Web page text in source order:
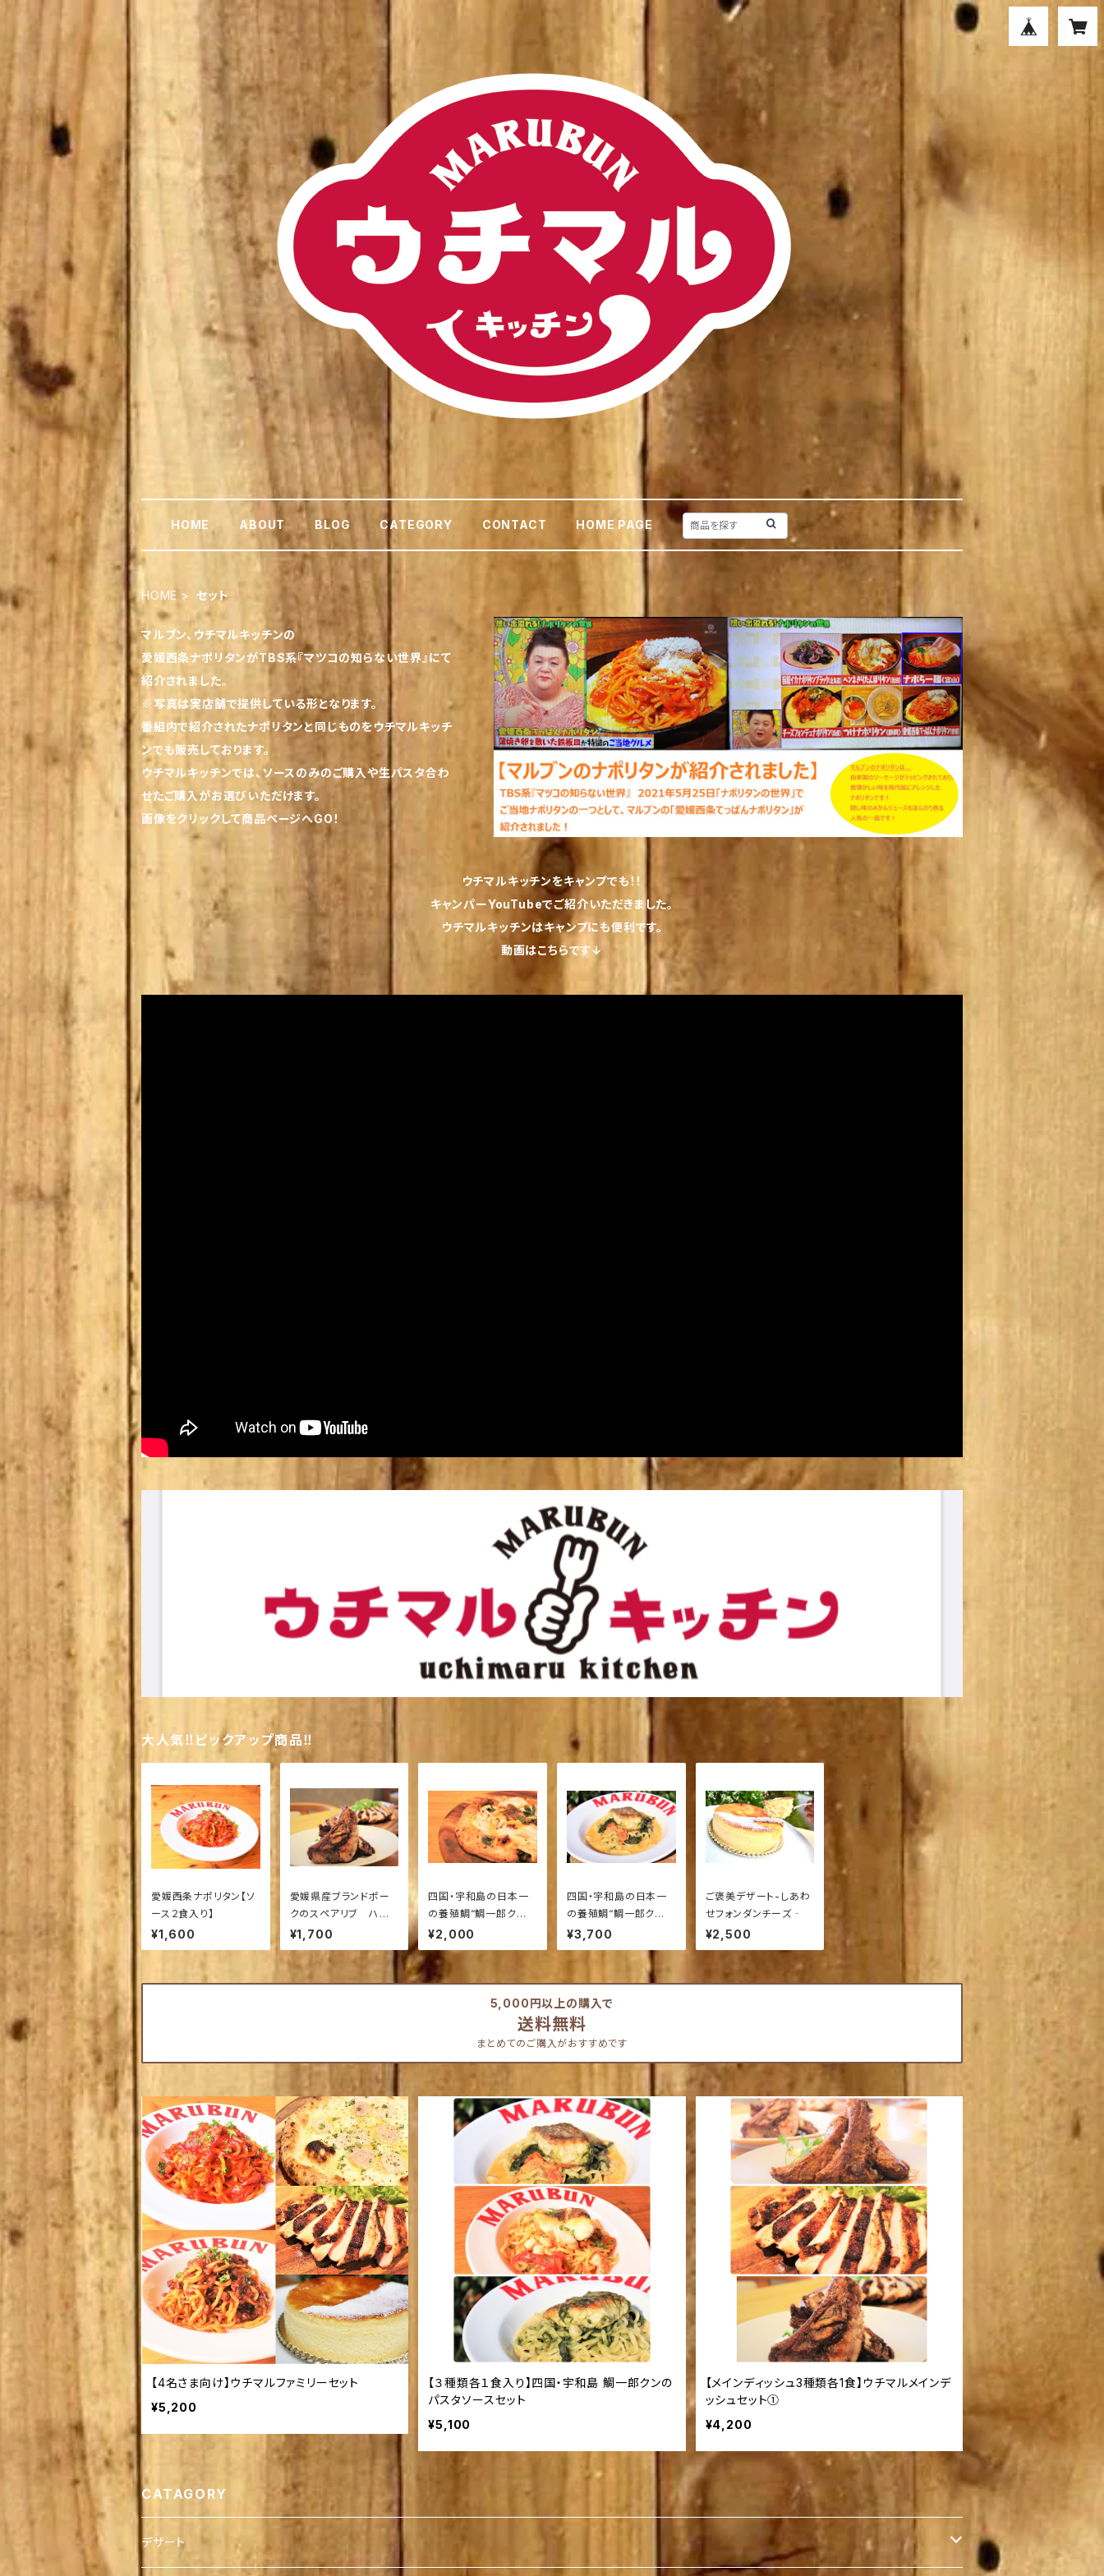
HOME ABOUT BLOG CATEGORY CONTACT HOME PAGE
HOME セット
マルブン、ウチマルキッチンの
愛媛西条ナポリタンがTBS系『マツコの知らない世界』にて
紹介されました。
※写真は実店舗で提供している形となります。
番組内で紹介されたナポリタンと同じものをウチマルキッチ
ンでも販売しております。
ウチマルキッチンでは、ソースのみのご購入や生パスタ合わ
せたご購入がお選びいただけます。
画像をクリックして商品ページへGO！
ウチマルキッチンをキャンプでも！！
キャンパーYouTubeでご紹介いただきました。
ウチマルキッチンはキャンプにも便利です。
動画はこちらです↓
大人気‼ピックアップ商品‼
愛媛西条ナポリタン【ソ
ース２食入り】
¥1,600
愛媛県産ブランドポー
クのスペアリブ ハー
ブ
¥1,700
四国・宇和島の日本一
の養殖鯛“鯛一郎ク
ン”とレモンのピッツァ
¥2,000
四国・宇和島の日本一
の養殖鯛“鯛一郎ク
ン”と遊子・きぬ青のり
のトマトクリームソース
¥3,700
ご褒美デザート-しあわ
せフォンダンチーズ‐
¥2,500
5,000円以上の購入で
送料無料
まとめてのご購入がおすすめです
【4名さま向け】ウチマルファミリーセット
¥5,200
【３種類各１食入り】四国・宇和島 鯛一郎クンの
パスタソースセット
¥5,100
【メインディッシュ3種類各1食】ウチマルメインデ
ッシュセット①
¥4,200
CATAGORY
デザート